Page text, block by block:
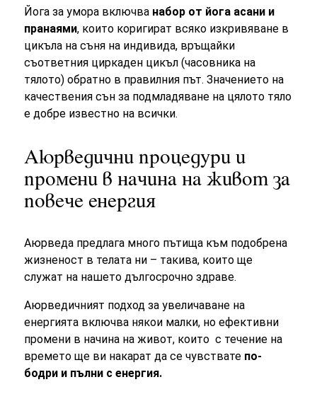
Йога за умора включва набор от йога асани и
пранаями, които коригират всяко изкривяване в
цикъла на съня на индивида, връщайки
съответния циркаден цикъл (часовника на
тялото) обратно в правилния път. Значението на
качествения сън за подмладяване на цялото тяло
е добре известно на всички.
Аюрведични процедури и
промени в начина на живот за
повече енергия
Аюрведа предлага много пътища към подобрена
жизненост в телата ни – такива, които ще
служат на нашето дългосрочно здраве.
Аюрведичният подход за увеличаване на
енергията включва някои малки, но ефективни
промени в начина на живот, които с течение на
времето ще ви накарат да се чувствате по-
бодри и пълни с енергия.